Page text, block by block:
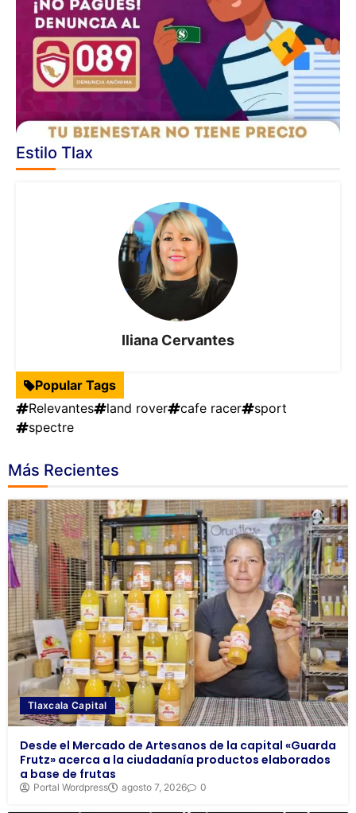
Estilo Tlax
Iliana Cervantes
Popular Tags
Relevantes
land rover cafe racer
sport
spectre
Más Recientes
Tlaxcala Capital
Desde el Mercado de Artesanos de la capital «Guarda
Frutz» acerca a la ciudadanía productos elaborados
a base de frutas
Portal Wordpress agosto 7, 2026 0